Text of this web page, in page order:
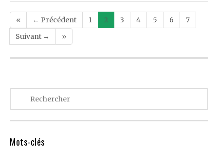
Post
navigation
« ← Précédent 1 2 3 4 5 6
7
Suivant →
»
Mots-clés